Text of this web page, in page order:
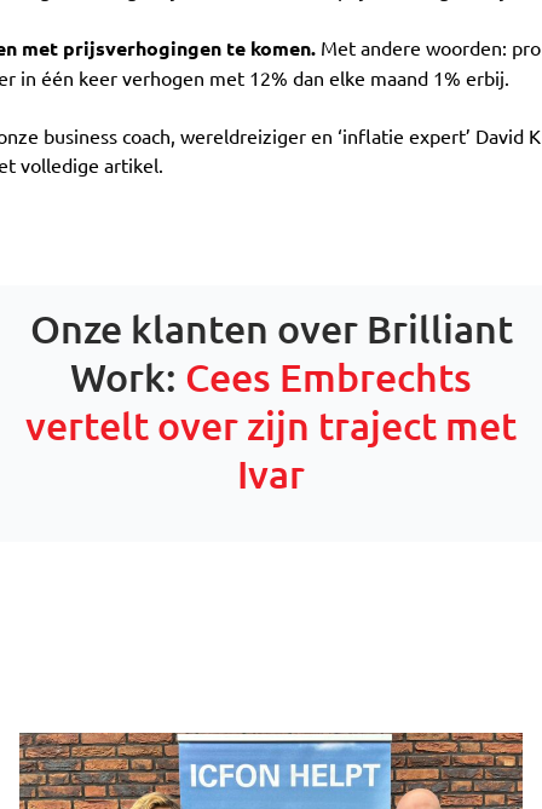
met prijsverhogingen te komen. Met andere woorden:
in één keer verhogen met 12% dan elke maand 1% erbij.
business coach, wereldreiziger en ‘inflatie expert’ David
volledige artikel.
Onze klanten over Brilliant
Work: Cees Embrechts
vertelt over zijn traject met
Ivar